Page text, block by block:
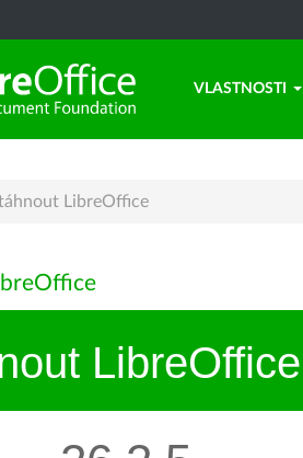
VLASTNOSTI
LibreOffice
LibreOffice